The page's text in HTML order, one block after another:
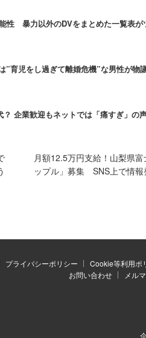
満度が低下し、「1000 万円
万円以上の妻でも25％は「
っていても「離
う質問では、24.8％が「ブ
のは「サービス残業が多い」
同時に「不満がある」（
性 暴力以外のDVをまとめた一覧表
”育児をし過ぎて離婚危機”な男性が物
？ 企業歓迎もネットでは「痛すぎ」の
月額12.5万円支給！山梨県
ップル」募集 SNS上で情報
プライバシーポリシー Cookie等利用ポ
お問い合わせ
メル